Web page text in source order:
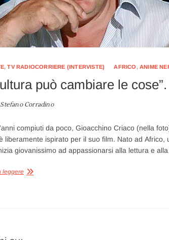
,TV RADIOCORRIERE (INTERVISTE) AFRICO ,ANIME
può cambiare le
Corradino
compiuti da poco, Gioacchino Criaco (nella
liberamente ispirato per il suo film. Nato ad
giovanissimo ad appassionarsi alla lettura e
leggere